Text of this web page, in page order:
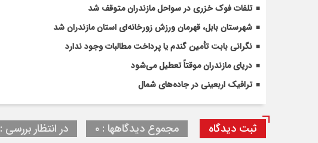
تلفات فوک خزری در سواحل مازندران متوقف شد
شهرستان بابل، قهرمان ورزش زورخانه‌ای استان مازندران شد
نگرانی بابت تأمین گندم یا پرداخت مطالبات وجود ندارد
دریای مازندران موقتاً تعطیل می‌شود
ترافیک اربعینی در جاده‌های شمال
ثبت دیدگاه مجموع دیدگاهها : ۰ در انتظار بررسی : ۰